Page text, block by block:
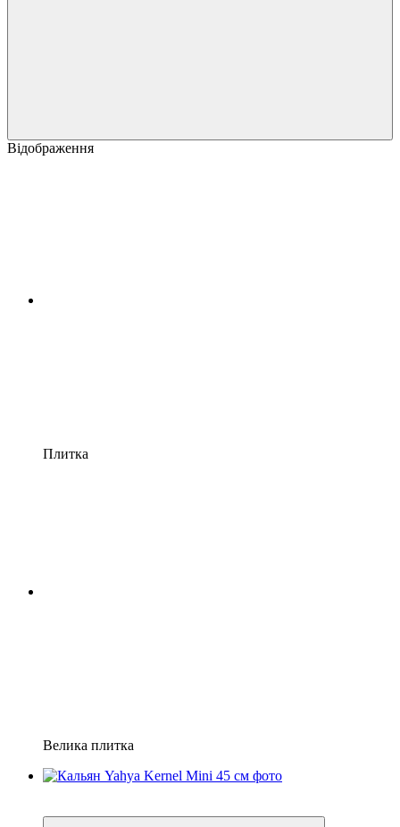
Відображення
Плитка
Велика плитка